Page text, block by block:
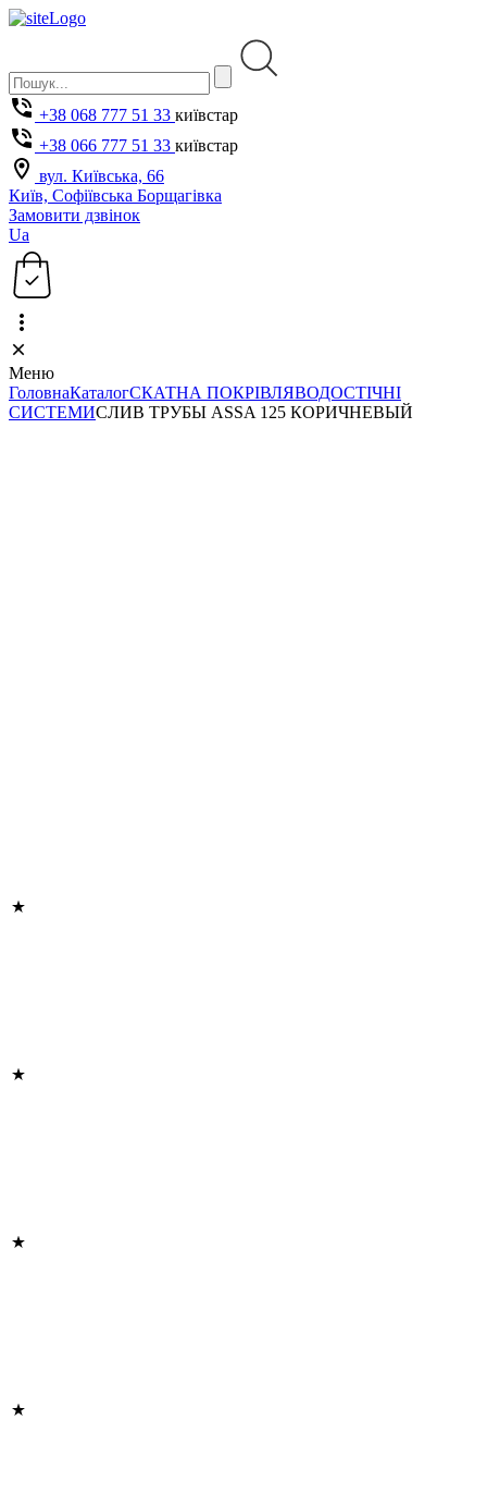
+38 068 777 51 33 київстар
+38 066 777 51 33 київстар
вул. Київська, 66
Київ, Софіївська Борщагівка
Замовити дзвінок
Ua
Меню
ГоловнаКаталогСКАТНА ПОКРІВЛЯВОДОСТІЧНІ
СИСТЕМИСЛИВ ТРУБЫ ASSA 125 КОРИЧНЕВЫЙ